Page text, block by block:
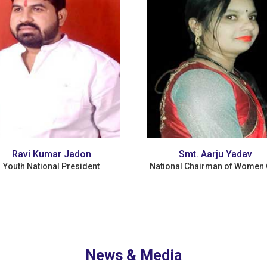
Smt. Aarju Yadav
Chairman of Women Cell
Adv. B.N Singh Yadav
Founder/Chairman
News & Media